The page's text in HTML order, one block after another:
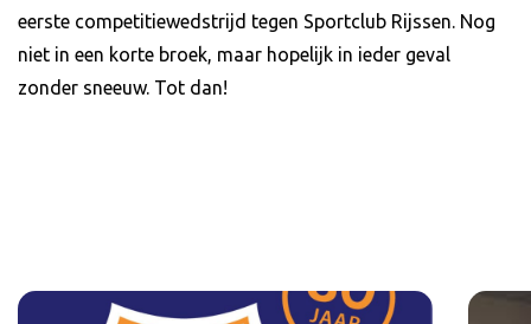
eerste competitiewedstrijd tegen Sportclub Rijssen. Nog
niet in een korte broek, maar hopelijk in ieder geval
zonder sneeuw. Tot dan!